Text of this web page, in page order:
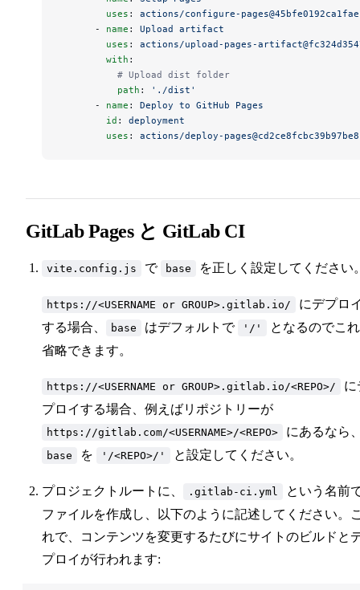
        uses
: actions/configure-
      -
name : Upload artifact
        uses
: actions/upload-pages-
        with
:
          # Upload dist folder
          path
:
'./dist'
      -
name : Deploy to GitHub Pages
        id
: deployment
        uses
: actions/deploy-
GitLab Pages と GitLab CI
vite.config.js で base を正しく設定してください
https://<USERNAME or GROUP>.gitlab.io/
にデプロ
する場合、
base はデフォルトで '/'
となるのでこ
省略できます。
https://<USERNAME or GROUP>.gitlab.io/<REPO>/
に
プロイする場合、例えばリポジトリーが
https://gitlab.com/<USERNAME>/<REPO> にあるなら
base を '/<REPO>/' と設定してください。
プロジェクトルートに、 .gitlab-ci.yml
という名前
ファイルを作成し、以下のように記述してください。
れで、コンテンツを変更するたびにサイトのビルドと
プロイが行われます: